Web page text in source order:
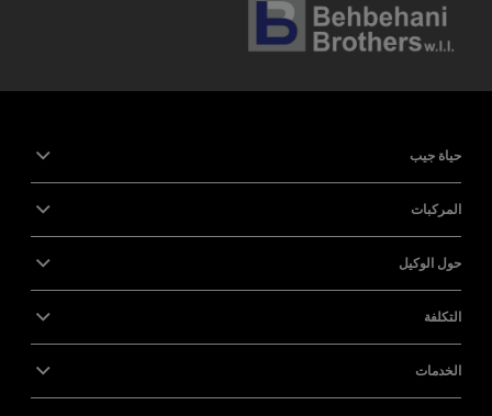
حياة جيب
المركبات
حول الوكيل
التكلفة
الخدمات